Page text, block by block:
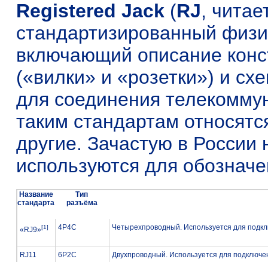
Registered Jack (RJ,
стандартизированный
включающий описание
(«вилки» и «розетки») и
для соединения
таким стандартам
другие. Зачастую в
используются для
Название
стандарта
Тип
разъёма
«RJ9»[1] 4P4C Четырехпроводный. Используется для
RJ11 6P2C Двухпроводный. Используется для